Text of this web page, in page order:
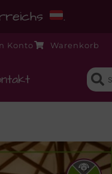
.
Konto Warenkorb